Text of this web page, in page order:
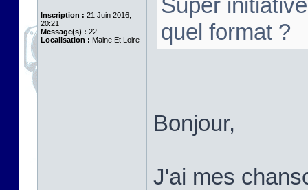
Inscription : 21 Juin 2016,
20:21
Message(s) : 22
Localisation : Maine Et Loire
Super
quel format ?
Bonjour,
J'ai mes